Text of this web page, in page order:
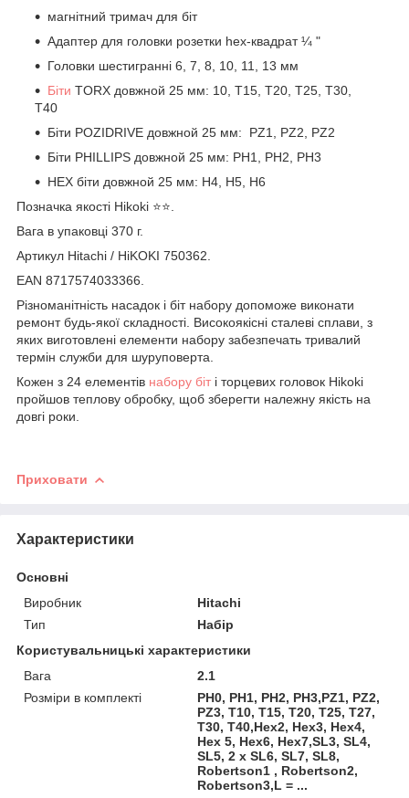
магнітний тримач для біт
Адаптер для головки розетки hex-квадрат ¼ "
Головки шестигранні 6, 7, 8, 10, 11, 13 мм
Біти TORX довжной 25 мм: 10, T15, T20, T25, T30,
T40
Біти POZIDRIVE довжной 25 мм: PZ1, PZ2, PZ2
Біти PHILLIPS довжной 25 мм: PH1, PH2, PH3
HEX біти довжной 25 мм: H4, H5, H6
Позначка якості Hikoki ⭐️⭐️.
Вага в упаковці 370 г.
Артикул Hitachi / HiKOKI 750362.
EAN 8717574033366.
Різноманітність насадок і біт набору допоможе виконати
ремонт будь-якої складності. Високоякісні сталеві сплави, з
яких виготовлені елементи набору забезпечать тривалий
термін служби для шуруповерта.
Кожен з 24 елементів набору біт і торцевих головок Hikoki
пройшов теплову обробку, щоб зберегти належну якість на
довгі роки.
Приховати
Характеристики
Основні
Виробник
Hitachi
Тип
Набір
Користувальницькі характеристики
Вага
2.1
Розміри в комплекті
PH0, PH1, PH2, PH3,PZ1, PZ2,
PZ3, Т10, Т15, Т20, Т25, Т27,
Т30, Т40,Hex2, Hex3, Hex4,
Hex 5, Hex6, Hex7,SL3, SL4,
SL5, 2 x SL6, SL7, SL8,
Robertson1 , Robertson2,
Robertson3,L = ...